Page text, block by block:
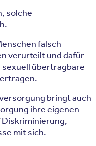
solche
falsch
verurteilt und dafür
übertragbare
bringt auch
ihre eigenen
Diskriminierung,
mit sich.